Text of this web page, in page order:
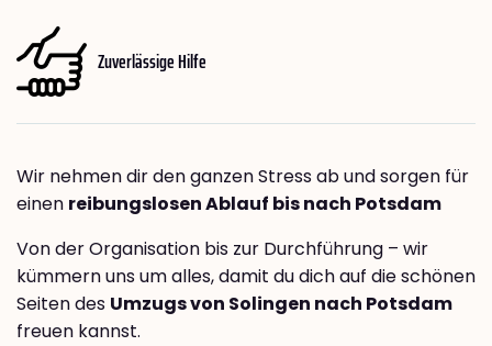
Zuverlässige Hilfe
Wir nehmen dir den ganzen Stress ab und sorgen für
einen reibungslosen Ablauf bis nach Potsdam
Von der Organisation bis zur Durchführung – wir
kümmern uns um alles, damit du dich auf die schönen
Seiten des Umzugs von Solingen nach Potsdam
freuen kannst.